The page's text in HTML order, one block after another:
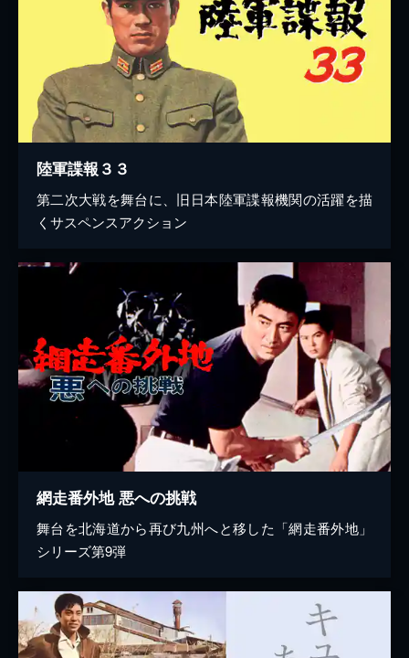
陸軍諜報３３
第二次大戦を舞台に、旧日本陸軍諜報機関の活躍を描
くサスペンスアクション
網走番外地 悪への挑戦
舞台を北海道から再び九州へと移した「網走番外地」
シリーズ第9弾